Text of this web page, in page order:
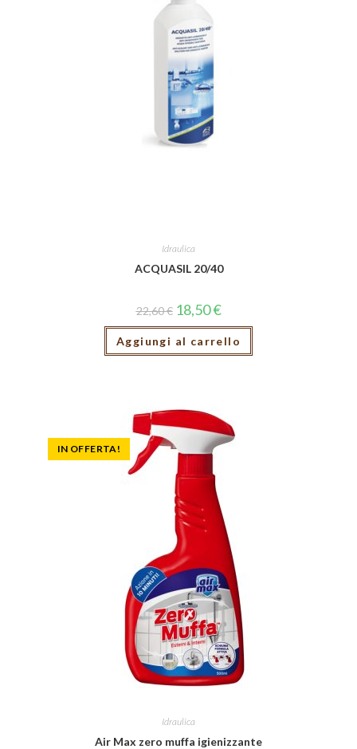
Idraulica
ACQUASIL 20/40
22,60€ 18,50€
Aggiungi al carrello
IN OFFERTA!
Idraulica
Air Max zero muffa igienizzante